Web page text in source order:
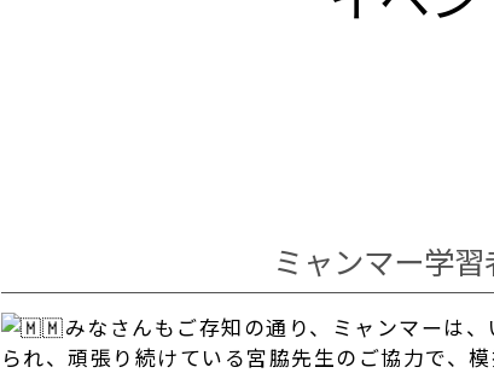
ミャンマー学
みなさんもご存知の通り、ミャンマーは
られ、頑張り続けている宮脇先生のご協力で、